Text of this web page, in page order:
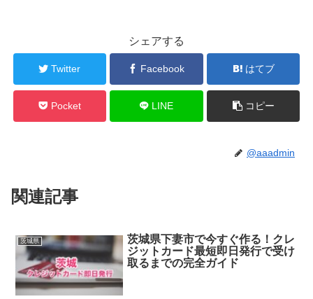
シェアする
Twitter Facebook はてブ
Pocket LINE コピー
@aaadmin
関連記事
茨城県
茨城県下妻市で今すぐ作る！クレ
ジットカード最短即日発行で受け
取るまでの完全ガイド